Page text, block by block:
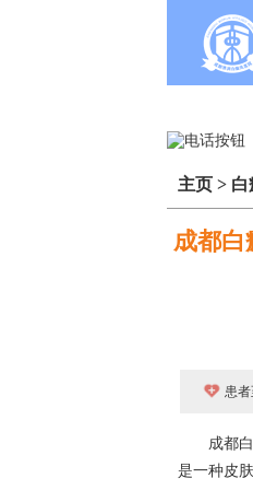
主页 > 白
成都白
患者
成都白
是一种皮